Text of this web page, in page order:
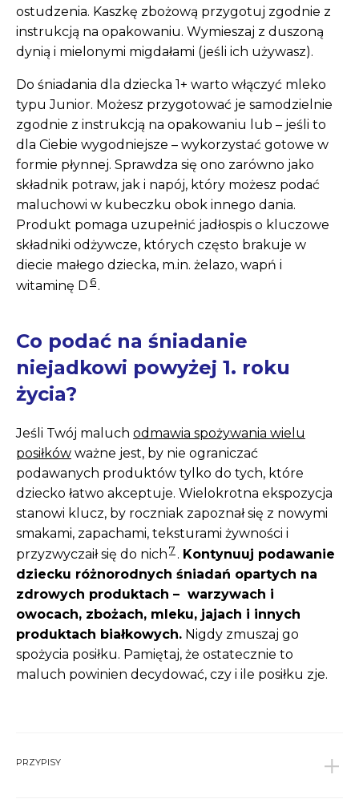
ostudzenia. Kaszkę zbożową przygotuj zgodnie z
instrukcją na opakowaniu. Wymieszaj z duszoną
dynią i mielonymi migdałami (jeśli ich używasz).
Do śniadania dla dziecka 1+ warto włączyć mleko
typu Junior. Możesz przygotować je samodzielnie
zgodnie z instrukcją na opakowaniu lub – jeśli to
dla Ciebie wygodniejsze – wykorzystać gotowe w
formie płynnej. Sprawdza się ono zarówno jako
składnik potraw, jak i napój, który możesz podać
maluchowi w kubeczku obok innego dania.
Produkt pomaga uzupełnić jadłospis o kluczowe
składniki odżywcze, których często brakuje w
diecie małego dziecka, m.in. żelazo, wapń i
witaminę D 6.
Co podać na śniadanie
niejadkowi powyżej 1. roku
życia?
Jeśli Twój maluch odmawia spożywania wielu
posiłków ważne jest, by nie ograniczać
podawanych produktów tylko do tych, które
dziecko łatwo akceptuje. Wielokrotna ekspozycja
stanowi klucz, by roczniak zapoznał się z nowymi
smakami, zapachami, teksturami żywności i
przyzwyczaił się do nich7 . Kontynuuj podawanie
dziecku różnorodnych śniadań opartych na
zdrowych produktach – warzywach i
owocach, zbożach, mleku, jajach i innych
produktach białkowych. Nigdy zmuszaj go
spożycia posiłku. Pamiętaj, że ostatecznie to
maluch powinien decydować, czy i ile posiłku zje.
PRZYPISY